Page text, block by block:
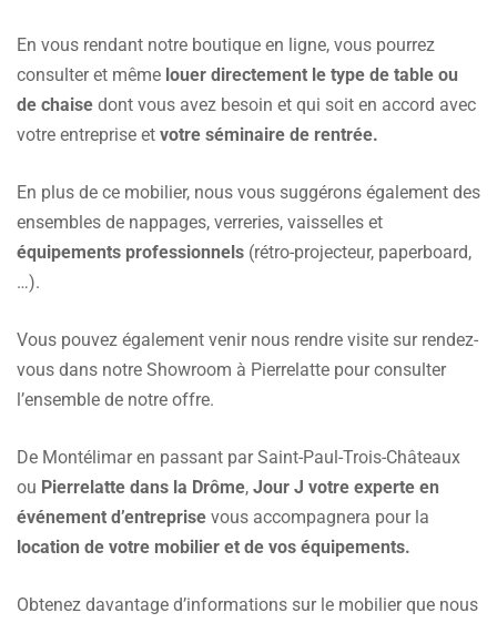
En vous rendant notre boutique en ligne, vous pourrez
consulter et même louer directement le type de table ou
de chaise dont vous avez besoin et qui soit en accord avec
votre entreprise et votre séminaire de rentrée.
En plus de ce mobilier, nous vous suggérons également des
ensembles de nappages, verreries, vaisselles et
équipements professionnels (rétro-projecteur, paperboard,
…).
Vous pouvez également venir nous rendre visite sur rendez-
vous dans notre Showroom à Pierrelatte pour consulter
l’ensemble de notre offre.
De Montélimar en passant par Saint-Paul-Trois-Châteaux
ou Pierrelatte dans la Drôme, Jour J votre experte en
événement d’entreprise vous accompagnera pour la
location de votre mobilier et de vos équipements.
Obtenez davantage d’informations sur le mobilier que nous